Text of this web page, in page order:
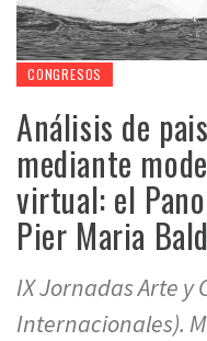
CONGRESOS
Análisis de
mediante
virtual: el
Pier Maria
IX Jornadas Arte y
Internacionales).